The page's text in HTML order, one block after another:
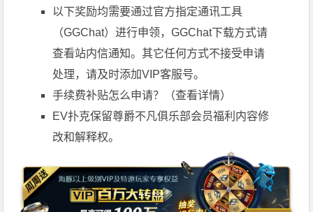
以下奖励均需要通过官方指定通讯工具
（GGChat）进行申领，GGChat下载方式请
查看站内信通知。其它任何方式不接受申请
处理，请及时添加VIP客服号。
手续费补贴怎么申请？
（查看详情）
EV扑克保留尊爵不凡俱乐部会员福利内容修
改和解释权。